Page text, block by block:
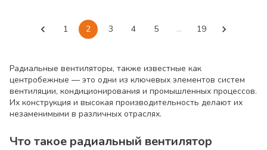
1 2 3 4 5 … 19
Радиальные вентиляторы, также известные как
центробежные — это одни из ключевых элементов систем
вентиляции, кондиционирования и промышленных процессов.
Их конструкция и высокая производительность делают их
незаменимыми в различных отраслях.
Что такое радиальный вентилятор